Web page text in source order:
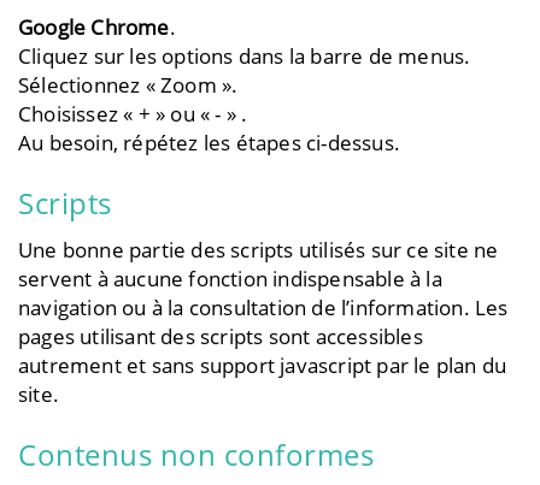
Google Chrome.
Cliquez sur les options dans la barre de menus.
Sélectionnez « Zoom ».
Choisissez « + » ou « - » .
Au besoin, répétez les étapes ci-dessus.
Scripts
Une bonne partie des scripts utilisés sur ce site ne
servent à aucune fonction indispensable à la
navigation ou à la consultation de l’information. Les
pages utilisant des scripts sont accessibles
autrement et sans support javascript par le plan du
site.
Contenus non conformes